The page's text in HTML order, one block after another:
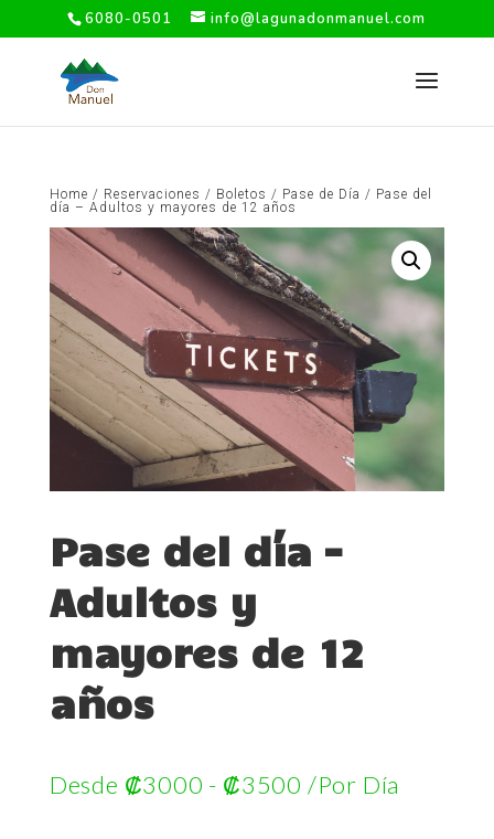
6080-0501 info@lagunadonmanuel.com
Home / Reservaciones / Boletos / Pase de Día / Pase del
día – Adultos y mayores de 12 años
Pase del día –
Adultos y
mayores de 12
años
Desde ₡3000 - ₡3500 /Por Día